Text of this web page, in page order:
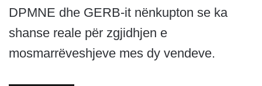
DPMNE dhe GERB-it nënkupton se ka
shanse reale për zgjidhjen e
mosmarrëveshjeve mes dy vendeve.